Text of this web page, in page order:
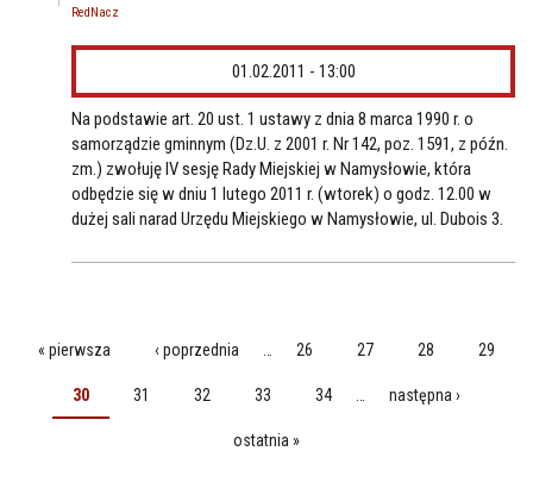
RedNacz
01.02.2011 - 13:00
Na podstawie art. 20 ust. 1 ustawy z dnia 8 marca 1990 r. o
samorządzie gminnym (Dz.U. z 2001 r. Nr 142, poz. 1591, z późn.
zm.) zwołuję IV sesję Rady Miejskiej w Namysłowie, która
odbędzie się w dniu 1 lutego 2011 r. (wtorek) o godz. 12.00 w
dużej sali narad Urzędu Miejskiego w Namysłowie, ul. Dubois 3.
STRONY
« pierwsza ‹ poprzednia 26 27 28 29
30 31 32 33 34 następna ›
ostatnia »